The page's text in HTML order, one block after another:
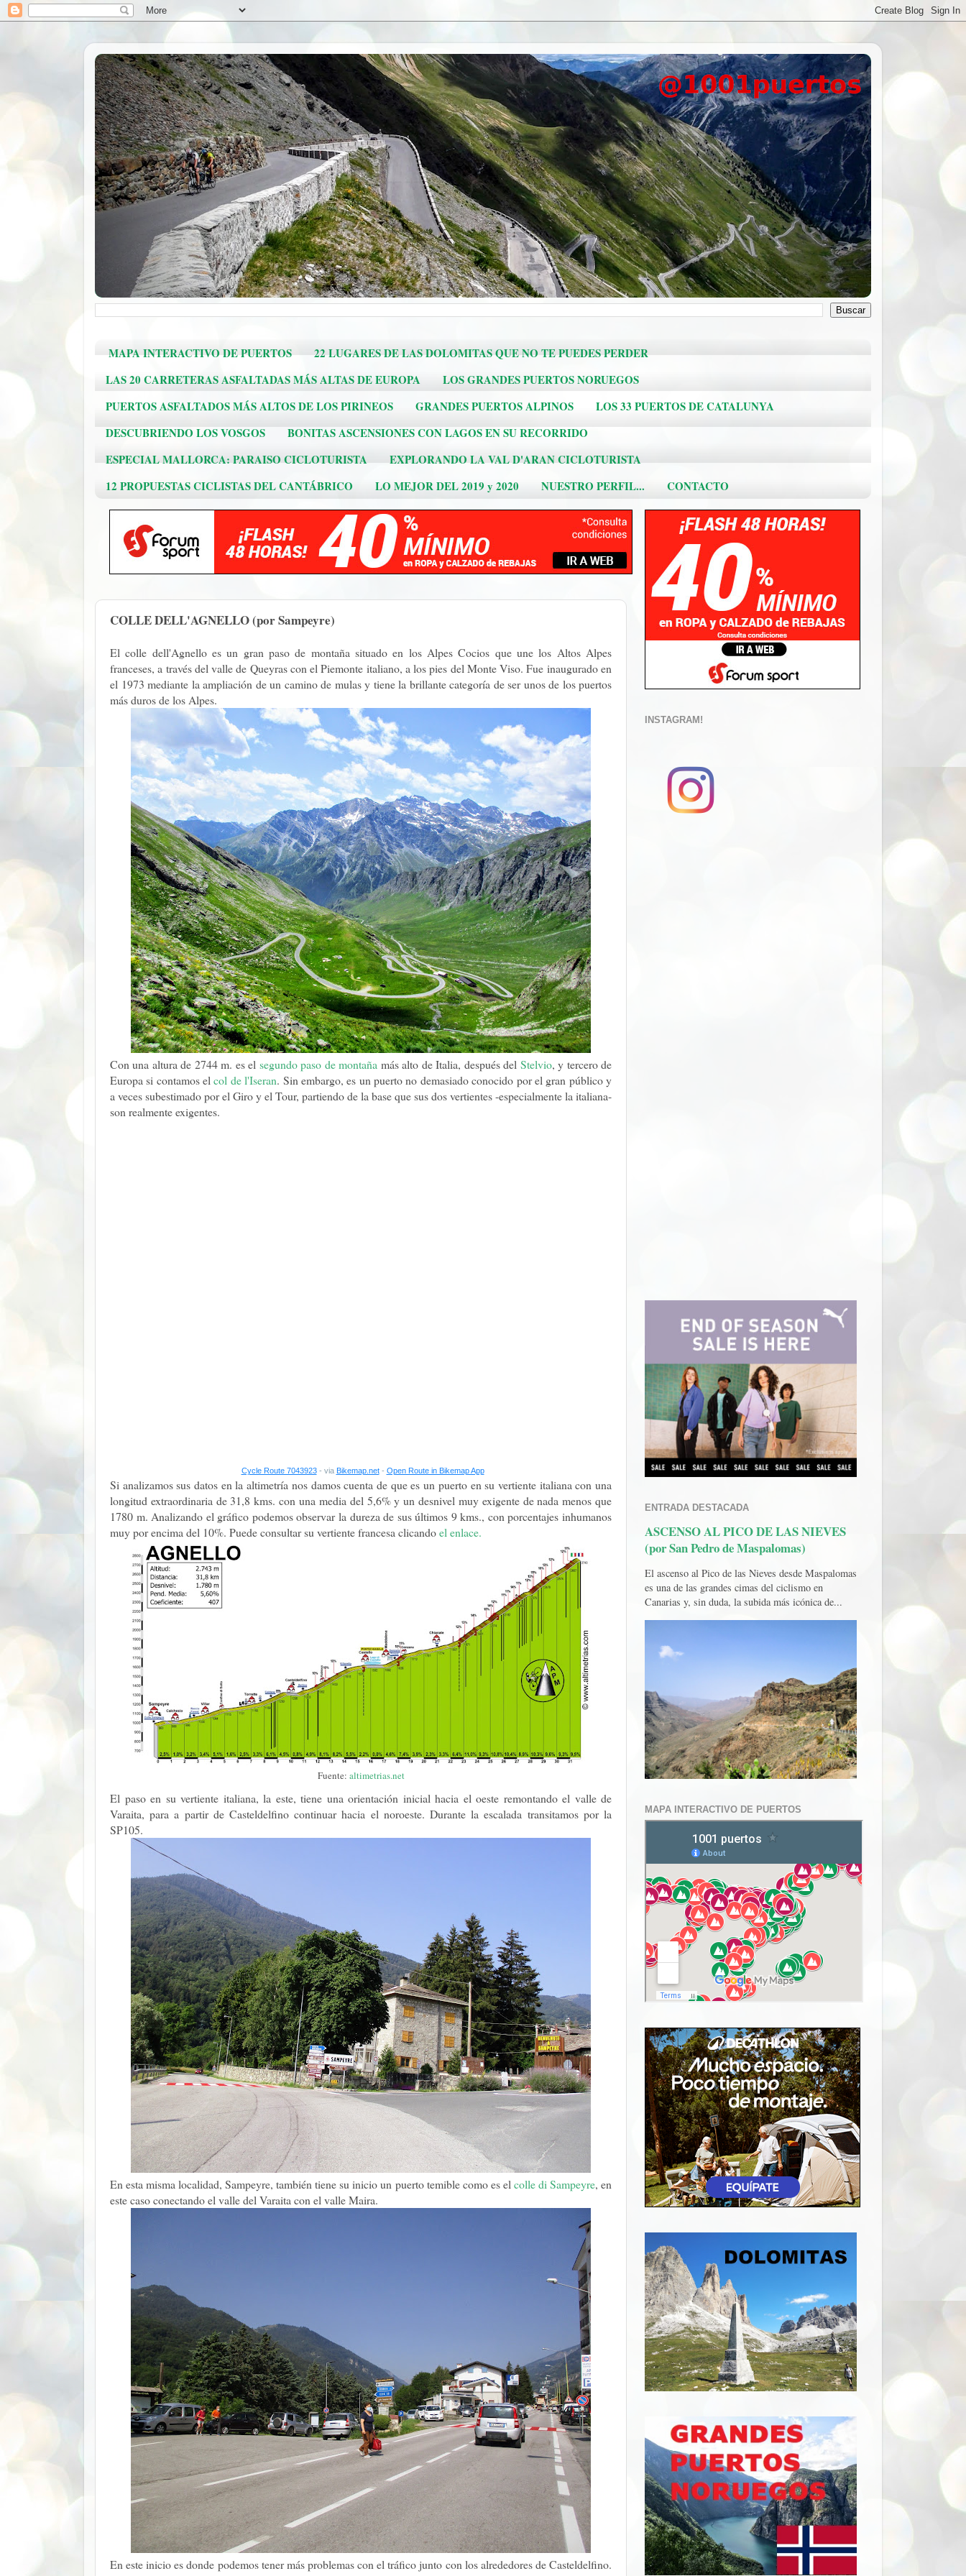
MAPA INTERACTIVO DE PUERTOS
22 LUGARES DE LAS DOLOMITAS QUE NO TE PUEDES PERDER
LAS 20 CARRETERAS ASFALTADAS MÁS ALTAS DE EUROPA
LOS GRANDES PUERTOS NORUEGOS
PUERTOS ASFALTADOS MÁS ALTOS DE LOS PIRINEOS
GRANDES PUERTOS ALPINOS
LOS 33 PUERTOS DE CATALUNYA
DESCUBRIENDO LOS VOSGOS
BONITAS ASCENSIONES CON LAGOS EN SU RECORRIDO
ESPECIAL MALLORCA: PARAISO CICLOTURISTA
EXPLORANDO LA VAL D'ARAN CICLOTURISTA
12 PROPUESTAS CICLISTAS DEL CANTÁBRICO
LO MEJOR DEL 2019 y 2020 NUESTRO PERFIL... CONTACTO
COLLE DELL'AGNELLO (por Sampeyre)
El colle dell'Agnello es un gran paso de montaña situado en los Alpes Cocios que une los Altos Alpes
franceses, a través del valle de Queyras con el Piemonte italiano, a los pies del Monte Viso. Fue inaugurado en
el 1973 mediante la ampliación de un camino de mulas y tiene la brillante categoría de ser unos de los puertos
más duros de los Alpes.
Con una altura de 2744 m. es el segundo paso de montaña más alto de Italia, después del Stelvio, y tercero de
Europa si contamos elcol de l'Iseran. Sin embargo, es un puerto no demasiado conocido por el gran público y
a veces subestimado por el Giro y el Tour, partiendo de la base que sus dos vertientes -especialmente la italiana-
son realmente exigentes.
Cycle Route 7043923- via Bikemap.net- Open Route in Bikemap App
Si analizamos sus datos en la altimetría nos damos cuenta de que es un puerto en su vertiente italiana con una
longitud extraordinaria de 31,8 kms. con una media del 5,6% y un desnivel muy exigente de nada menos que
1780 m. Analizando el gráfico podemos observar la dureza de sus últimos 9 kms., con porcentajes inhumanos
muy por encima del 10%. Puede consultar su vertiente francesa clicandoel enlace.
Fuente: altimetrias.net
El paso en su vertiente italiana, la este, tiene una orientación inicial hacia el oeste remontando el valle de
Varaita, para a partir de Casteldelfino continuar hacia el noroeste. Durante la escalada transitamos por la
SP105.
En esta misma localidad, Sampeyre, también tiene su inicio un puerto temible como es el colle di Sampeyre, en
este caso conectando el valle del Varaita con el valle Maira.
En este inicio es donde podemos tener más problemas con el tráfico junto con los alrededores de Casteldelfino.
INSTAGRAM!
ENTRADA DESTACADA
ASCENSO AL PICO DE LAS NIEVES
(por San Pedro de Maspalomas)
El ascenso al Pico de las Nieves desde Maspalomas
es una de las grandes cimas del ciclismo en
Canarias y, sin duda, la subida más icónica de...
MAPA INTERACTIVO DE PUERTOS